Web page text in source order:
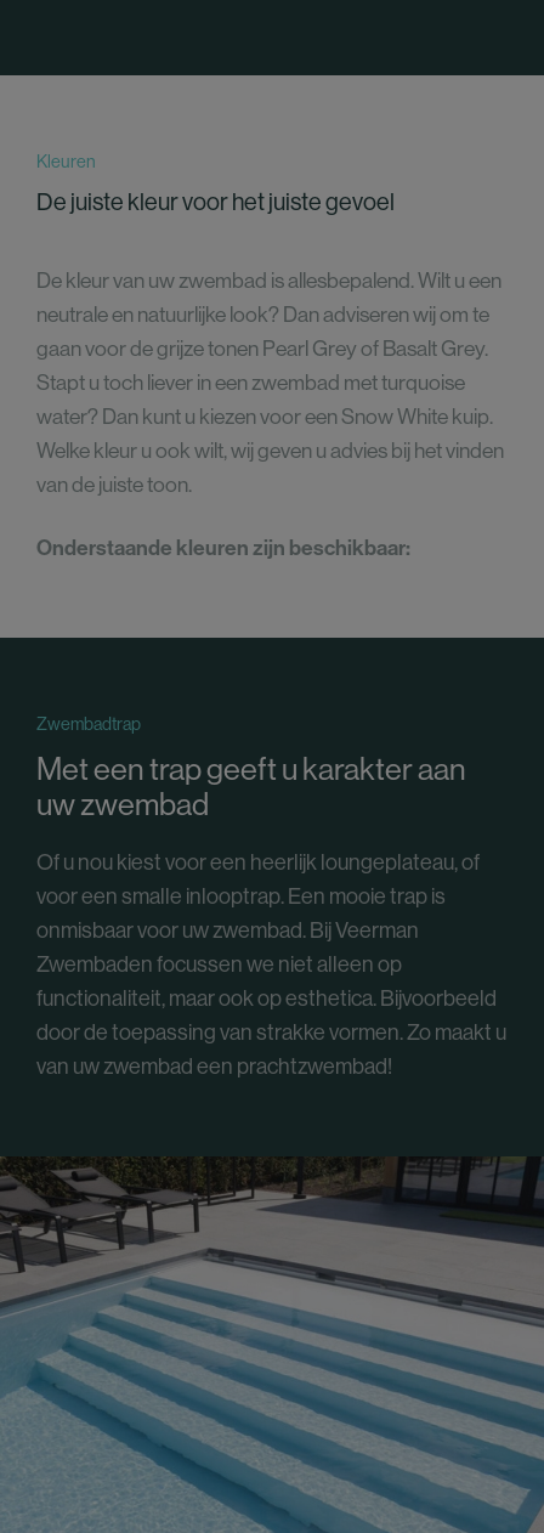
Kleuren
De juiste kleur voor het juiste gevoel
De kleur van uw zwembad is allesbepalend. Wilt u een
neutrale en natuurlijke look? Dan adviseren wij om te
gaan voor de grijze tonen Pearl Grey of Basalt Grey.
Stapt u toch liever in een zwembad met turquoise
water? Dan kunt u kiezen voor een Snow White kuip.
Welke kleur u ook wilt, wij geven u advies bij het vinden
van de juiste toon.
Onderstaande kleuren zijn beschikbaar:
Zwembadtrap
Met een trap geeft u karakter aan
uw zwembad
Of u nou kiest voor een heerlijk loungeplateau, of
voor een smalle inlooptrap. Een mooie trap is
onmisbaar voor uw zwembad. Bij Veerman
Zwembaden focussen we niet alleen op
functionaliteit, maar ook op esthetica. Bijvoorbeeld
door de toepassing van strakke vormen. Zo maakt u
van uw zwembad een prachtzwembad!